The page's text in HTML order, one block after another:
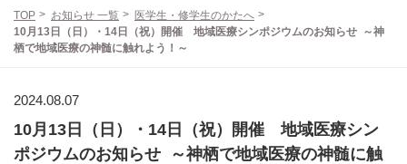
TOP お知らせ 一覧
医学生・修学生のかたへ
10月13日（日）・14日（祝）開催 地域医療シンポジウムのお知らせ ​ ～神
栖で地域医療の神髄に触れよう！～​
2024.08.07
10月13日（日）・14日（祝）開催 地域医療シン
ポジウムのお知らせ ​ ～神栖で地域医療の神髄に触